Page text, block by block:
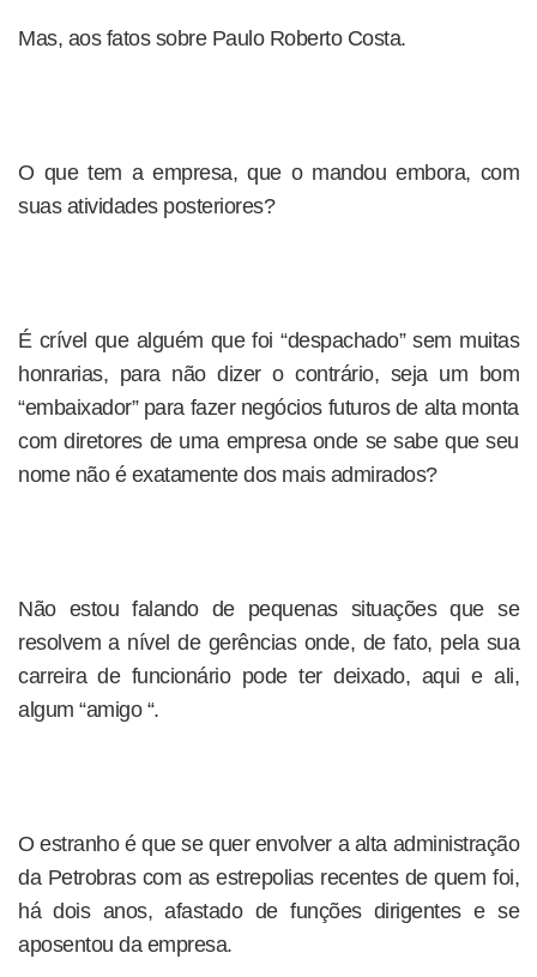
Mas, aos fatos sobre Paulo Roberto Costa.
O que tem a empresa, que o mandou embora, com
suas atividades posteriores?
É crível que alguém que foi “despachado” sem muitas
honrarias, para não dizer o contrário, seja um bom
“embaixador” para fazer negócios futuros de alta monta
com diretores de uma empresa onde se sabe que seu
nome não é exatamente dos mais admirados?
Não estou falando de pequenas situações que se
resolvem a nível de gerências onde, de fato, pela sua
carreira de funcionário pode ter deixado, aqui e ali,
algum “amigo “.
O estranho é que se quer envolver a alta administração
da Petrobras com as estrepolias recentes de quem foi,
há dois anos, afastado de funções dirigentes e se
aposentou da empresa.